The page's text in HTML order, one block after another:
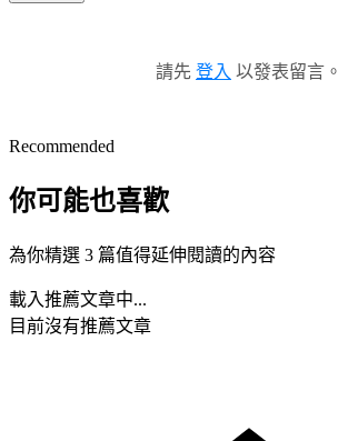
請先 登入 以發表留言。
Recommended
你可能也喜歡
為你精選 3 篇值得延伸閱讀的內容
載入推薦文章中...
目前沒有推薦文章